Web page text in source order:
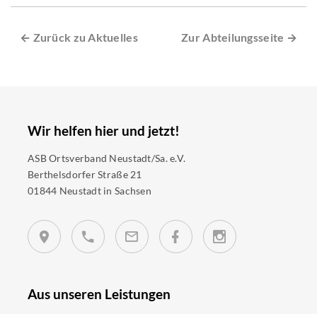
← Zurück zu Aktuelles Zur Abteilungsseite →
Wir helfen hier und jetzt!
ASB Ortsverband Neustadt/Sa. e.V.
Berthelsdorfer Straße 21
01844 Neustadt in Sachsen
Aus unseren Leistungen